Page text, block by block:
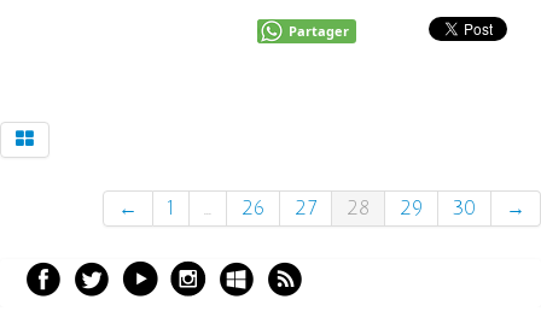
Partager
← 1 ... 26 27 28 29 30 →